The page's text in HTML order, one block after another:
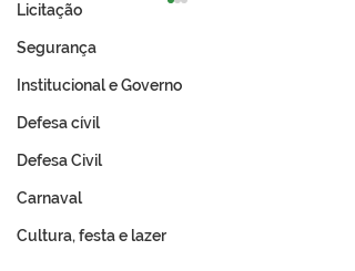
Licitação
Segurança
Institucional e Governo
Defesa cívil
Defesa Civil
Carnaval
Cultura, festa e lazer
lança Concurso Rainha
do Rodeio